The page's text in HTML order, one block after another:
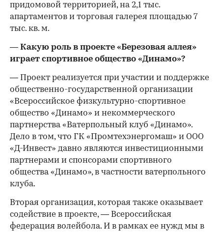
придомовой территорией, на 2,1 тыс.
апартаментов и торговая галерея площадью 7
тыс. кв. м.
— Какую роль в проекте «Березовая аллея»
играет спортивное общество «Динамо»?
— Проект реализуется при участии и поддержке
общественно-государственной организации
«Всероссийское физкультурно-спортивное
общество «Динамо» и некоммерческого
партнерства «Ватерпольный клуб «Динамо».
Дело в том, что ГК «Промтехэнергомаш» и ООО
«Д-Инвест» давно являются инвестиционными
партнерами и спонсорами спортивного
общества «Динамо», в частности ватерпольного
клуба.
Вторая организация, которая также оказывает
содействие в проекте, — Всероссийская
федерация волейбола. И в рамках ее нужд мы в